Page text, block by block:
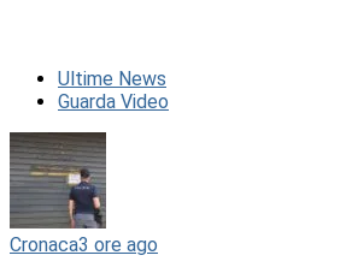
Ultime News
Guarda Video
Cronaca3 ore ago